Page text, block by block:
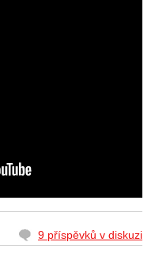
9 příspěvků v diskuzi